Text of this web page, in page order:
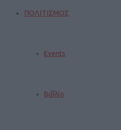
ΠΟΛΙΤΙΣΜΟΣ
Events
Βιβλίο